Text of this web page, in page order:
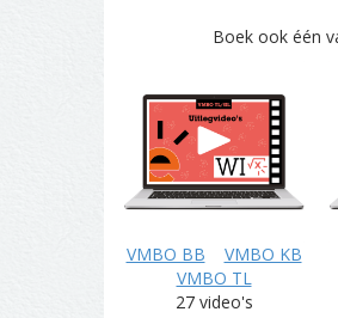
Boek ook één
VMBO BB
VMBO KB
VMBO TL
27 video's